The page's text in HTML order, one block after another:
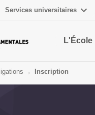
Services universitaires
L'École
Inscription